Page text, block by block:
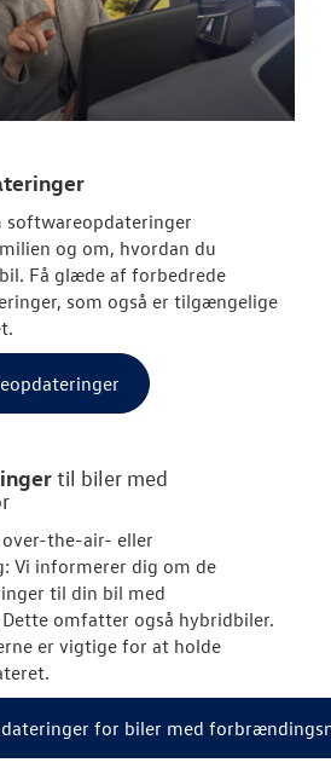
NYHEDER
OM OS
og om, hvordan du
Få glæde af forbedrede
som også er tilgængelige
til biler med
the-air- eller
Vi informerer dig om de
til din bil med
omfatter også hybridbiler.
er vigtige for at holde
for biler med